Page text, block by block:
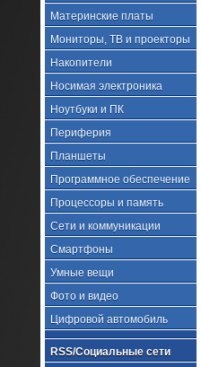
Материнские платы
Мониторы, ТВ и проекторы
Накопители
Носимая электроника
Ноутбуки и ПК
Периферия
Планшеты
Программное обеспечение
Процессоры и память
Сети и коммуникации
Смартфоны
Умные вещи
Фото и видео
Цифровой автомобиль
RSS/Социальные сети